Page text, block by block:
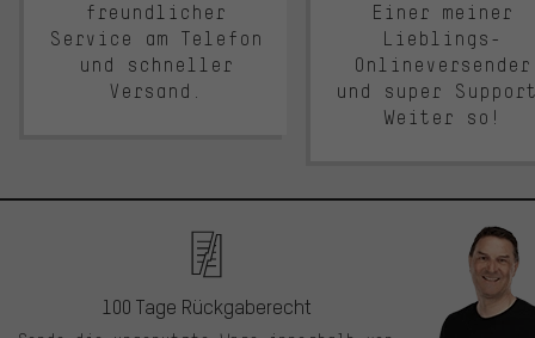
freundlicher
Service am Telefon
und schneller
Versand.
Einer meiner
Lieblings-
Onlineversender
und super
Weiter so!
100 Tage Rückgaberecht